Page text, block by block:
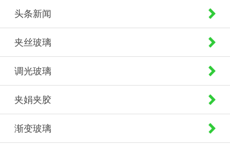
头条新闻
夹丝玻璃
调光玻璃
夹娟夹胶
渐变玻璃